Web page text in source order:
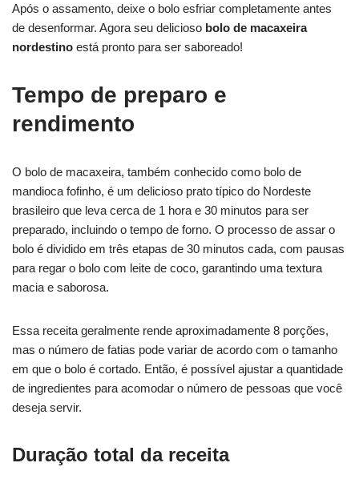
Após o assamento, deixe o bolo esfriar completamente antes
de desenformar. Agora seu delicioso bolo de macaxeira
nordestino está pronto para ser saboreado!
Tempo de preparo e
rendimento
O bolo de macaxeira, também conhecido como bolo de
mandioca fofinho, é um delicioso prato típico do Nordeste
brasileiro que leva cerca de 1 hora e 30 minutos para ser
preparado, incluindo o tempo de forno. O processo de assar o
bolo é dividido em três etapas de 30 minutos cada, com pausas
para regar o bolo com leite de coco, garantindo uma textura
macia e saborosa.
Essa receita geralmente rende aproximadamente 8 porções,
mas o número de fatias pode variar de acordo com o tamanho
em que o bolo é cortado. Então, é possível ajustar a quantidade
de ingredientes para acomodar o número de pessoas que você
deseja servir.
Duração total da receita